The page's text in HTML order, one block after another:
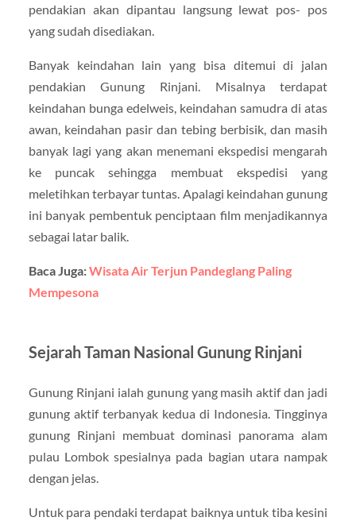
pendakian akan dipantau langsung lewat pos- pos
yang sudah disediakan.
Banyak keindahan lain yang bisa ditemui di jalan
pendakian Gunung Rinjani. Misalnya terdapat
keindahan bunga edelweis, keindahan samudra di atas
awan, keindahan pasir dan tebing berbisik, dan masih
banyak lagi yang akan menemani ekspedisi mengarah
ke puncak sehingga membuat ekspedisi yang
meletihkan terbayar tuntas. Apalagi keindahan gunung
ini banyak pembentuk penciptaan film menjadikannya
sebagai latar balik.
Baca Juga:Wisata Air Terjun Pandeglang Paling
Mempesona
Sejarah Taman Nasional Gunung Rinjani
Gunung Rinjani ialah gunung yang masih aktif dan jadi
gunung aktif terbanyak kedua di Indonesia. Tingginya
gunung Rinjani membuat dominasi panorama alam
pulau Lombok spesialnya pada bagian utara nampak
dengan jelas.
Untuk para pendaki terdapat baiknya untuk tiba kesini